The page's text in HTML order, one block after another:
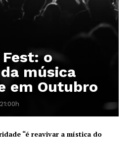
o
música
em Outubro
“é reavivar a mística do